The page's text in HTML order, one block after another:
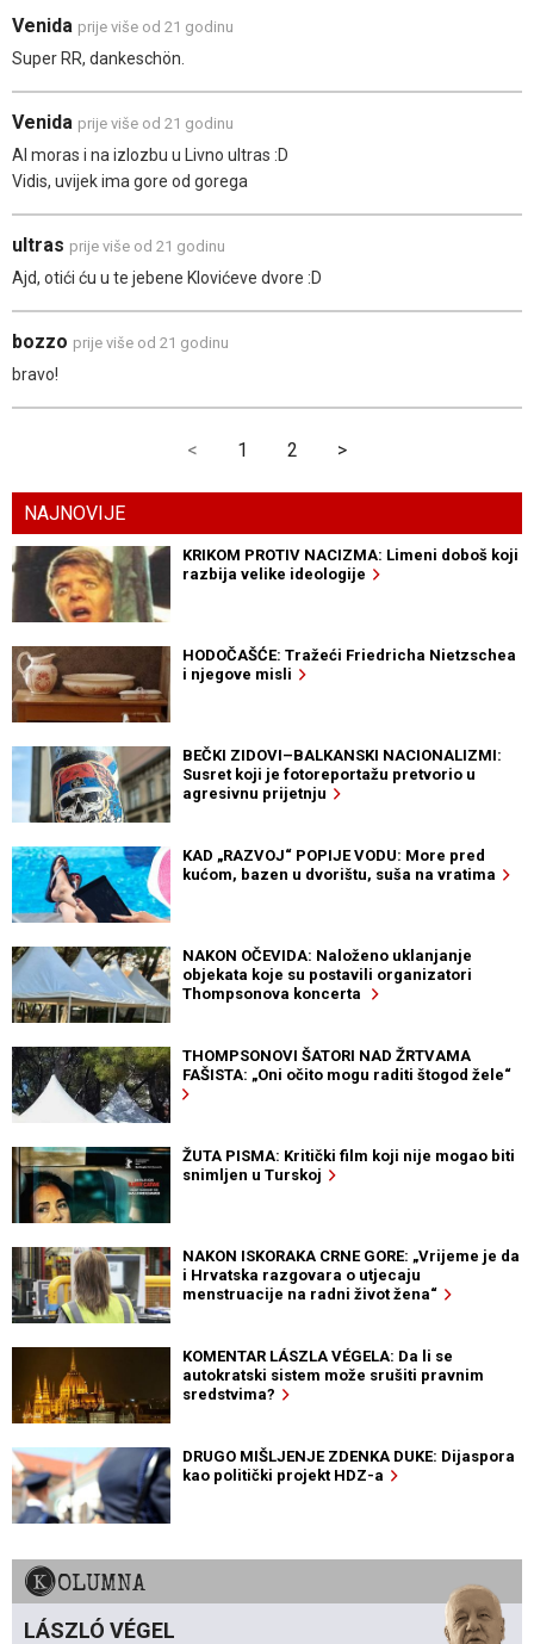
Venida prije više od 21 godinu
Super RR, dankeschön.
Venida prije više od 21 godinu
Al moras i na izlozbu u Livno ultras :D
Vidis, uvijek ima gore od gorega
ultras prije više od 21 godinu
Ajd, otići ću u te jebene Klovićeve dvore :D
bozzo prije više od 21 godinu
bravo!
< 1 2 >
NAJNOVIJE
KRIKOM PROTIV NACIZMA: Limeni doboš koji
razbija velike ideologije
HODOČAŠĆE: Tražeći Friedricha Nietzschea
i njegove misli
BEČKI ZIDOVI–BALKANSKI NACIONALIZMI:
Susret koji je fotoreportažu pretvorio u
agresivnu prijetnju
KAD „RAZVOJ“ POPIJE VODU: More pred
kućom, bazen u dvorištu, suša na vratima
NAKON OČEVIDA: Naloženo uklanjanje
objekata koje su postavili organizatori
Thompsonova koncerta
THOMPSONOVI ŠATORI NAD ŽRTVAMA
FAŠISTA: „Oni očito mogu raditi štogod žele“
ŽUTA PISMA: Kritički film koji nije mogao biti
snimljen u Turskoj
NAKON ISKORAKA CRNE GORE: „Vrijeme je da
i Hrvatska razgovara o utjecaju
menstruacije na radni život žena“
KOMENTAR LÁSZLA VÉGELA: Da li se
autokratski sistem može srušiti pravnim
sredstvima?
DRUGO MIŠLJENJE ZDENKA DUKE: Dijaspora
kao politički projekt HDZ-a
KOLUMNA
LÁSZLÓ VÉGEL